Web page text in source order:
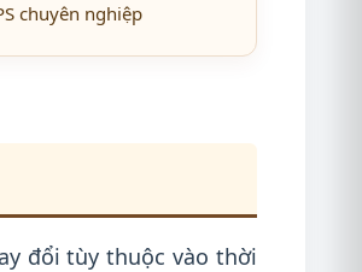
chuyên nghiệp
đổi tùy thuộc vào thời